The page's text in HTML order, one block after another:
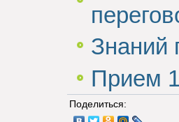
Знаний
Прием
Поделиться: